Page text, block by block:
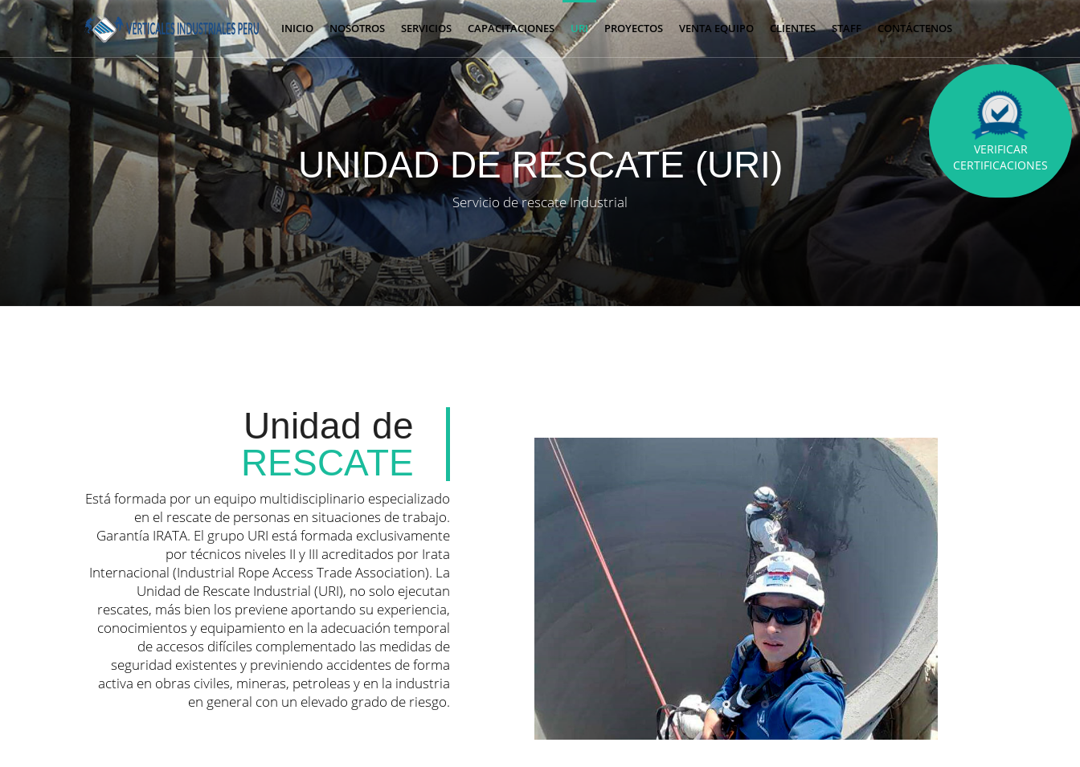
INICIO NOSOTROS SERVICIOS CAPACITACIONES URI PROYECTOS VENTA EQUIPO CLIENTES STAFF CONTÁCTENOS
VERIFICAR
CERTIFICACIONES
UNIDAD DE RESCATE (URI)
Servicio de rescate Industrial
Unidad de
RESCATE
Está formada por un equipo multidisciplinario especializado
en el rescate de personas en situaciones de trabajo.
Garantía IRATA. El grupo URI está formada exclusivamente
por técnicos niveles II y III acreditados por Irata
Internacional (Industrial Rope Access Trade Association). La
Unidad de Rescate Industrial (URI), no solo ejecutan
rescates, más bien los previene aportando su experiencia,
conocimientos y equipamiento en la adecuación temporal
de accesos difíciles complementado las medidas de
seguridad existentes y previniendo accidentes de forma
activa en obras civiles, mineras, petroleas y en la industria
en general con un elevado grado de riesgo.